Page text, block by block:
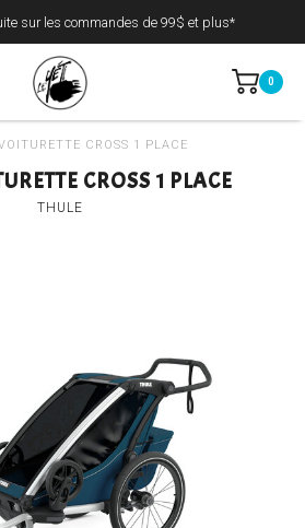
sur les commandes de 99$ et plus*
0
CROSS 1 PLACE
CROSS 1 PLACE
THULE